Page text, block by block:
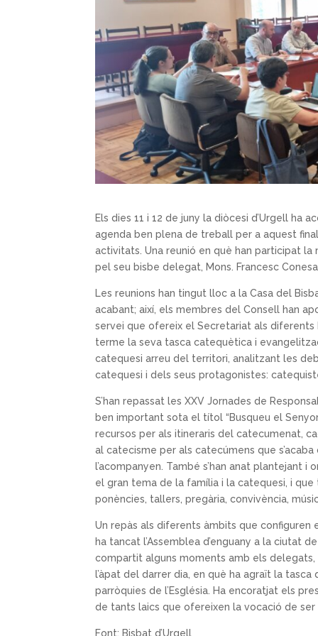
Els dies 11 i 12 de juny la diòcesi d’Urgell ha
agenda ben plena de treball per a aquest
activitats. Una reunió en què han participat
pel seu bisbe delegat, Mons. Francesc
Les reunions han tingut lloc a la Casa del
acabant; així, els membres del Consell han
servei que ofereix el Secretariat als
terme la seva tasca catequètica i
catequesi arreu del territori, analitzant les
catequesi i dels seus protagonistes:
S’han repassat les XXV Jornades de
ben important sota el títol “Busqueu el
recursos per als itineraris del catecumenat,
al catecisme per als catecúmens que
l’acompanyen. També s’han anat plantejant
el gran tema de la família i la catequesi, i que
ponències, tallers, pregària, convivència,
Un repàs als diferents àmbits que
ha tancat l’Assemblea d’enguany a la ciutat
compartit alguns moments amb els
l’àpat del darrer dia, en què ha agraït la
parròquies de l’Església. Ha encoratjat els
de tants laics que ofereixen la vocació de ser
Font: Bisbat d’Urgell